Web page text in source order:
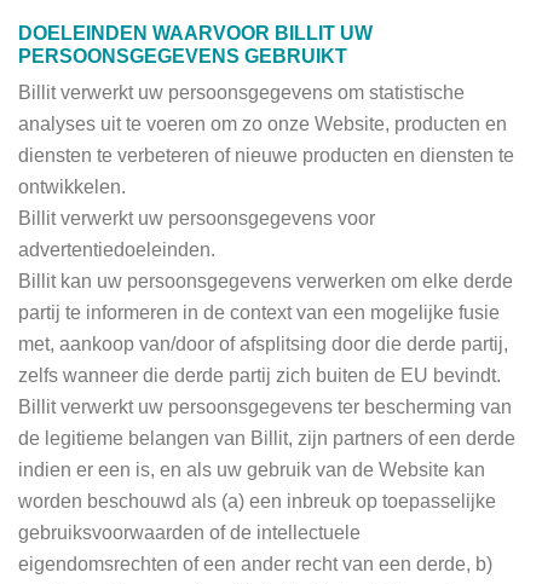
DOELEINDEN WAARVOOR BILLIT UW
PERSOONSGEGEVENS GEBRUIKT
Billit verwerkt uw persoonsgegevens om statistische
analyses uit te voeren om zo onze Website, producten en
diensten te verbeteren of nieuwe producten en diensten te
ontwikkelen.
Billit verwerkt uw persoonsgegevens voor
advertentiedoeleinden.
Billit kan uw persoonsgegevens verwerken om elke derde
partij te informeren in de context van een mogelijke fusie
met, aankoop van/door of afsplitsing door die derde partij,
zelfs wanneer die derde partij zich buiten de EU bevindt.
Billit verwerkt uw persoonsgegevens ter bescherming van
de legitieme belangen van Billit, zijn partners of een derde
indien er een is, en als uw gebruik van de Website kan
worden beschouwd als (a) een inbreuk op toepasselijke
gebruiksvoorwaarden of de intellectuele
eigendomsrechten of een ander recht van een derde, b)